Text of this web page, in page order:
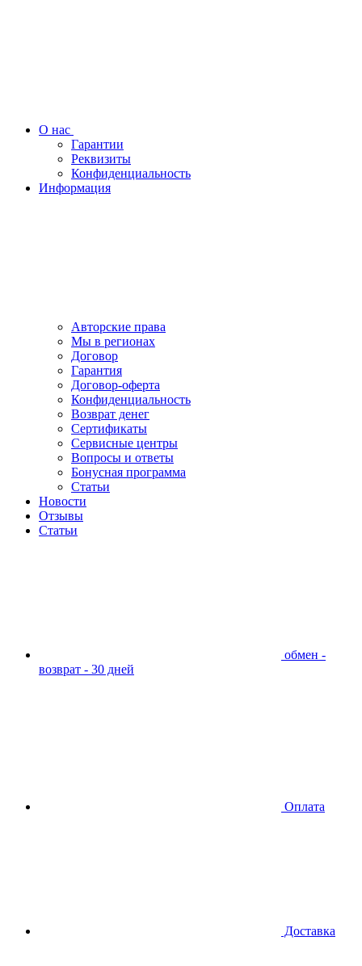
О нас
Гарантии
Реквизиты
Конфиденциальность
Информация
Авторские права
Мы в регионах
Договор
Гарантия
Договор-оферта
Конфиденциальность
Возврат денег
Сертификаты
Сервисные центры
Вопросы и ответы
Бонусная программа
Статьи
Новости
Отзывы
Статьи
обмен -
возврат - 30 дней
Оплата
Доставка